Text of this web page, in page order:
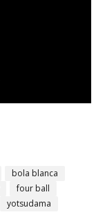
bola blanca
four ball
yotsudama